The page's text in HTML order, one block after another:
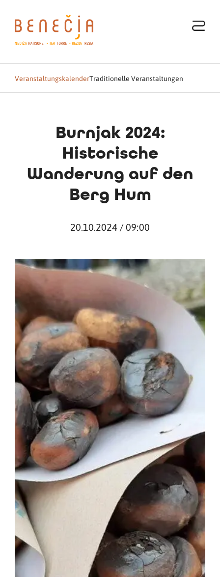
VeranstaltungskalenderTraditionelle Veranstaltungen
Burnjak 2024:
Historische
Wanderung auf den
Berg Hum
20.10.2024 / 09:00